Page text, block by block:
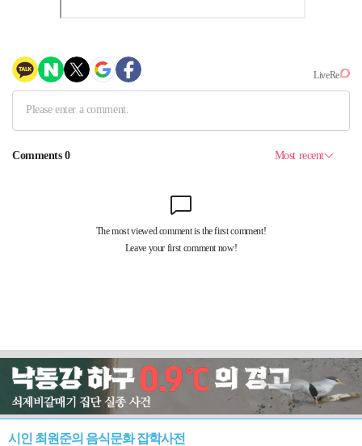
시인 최원준의 음식문화 잡학사전